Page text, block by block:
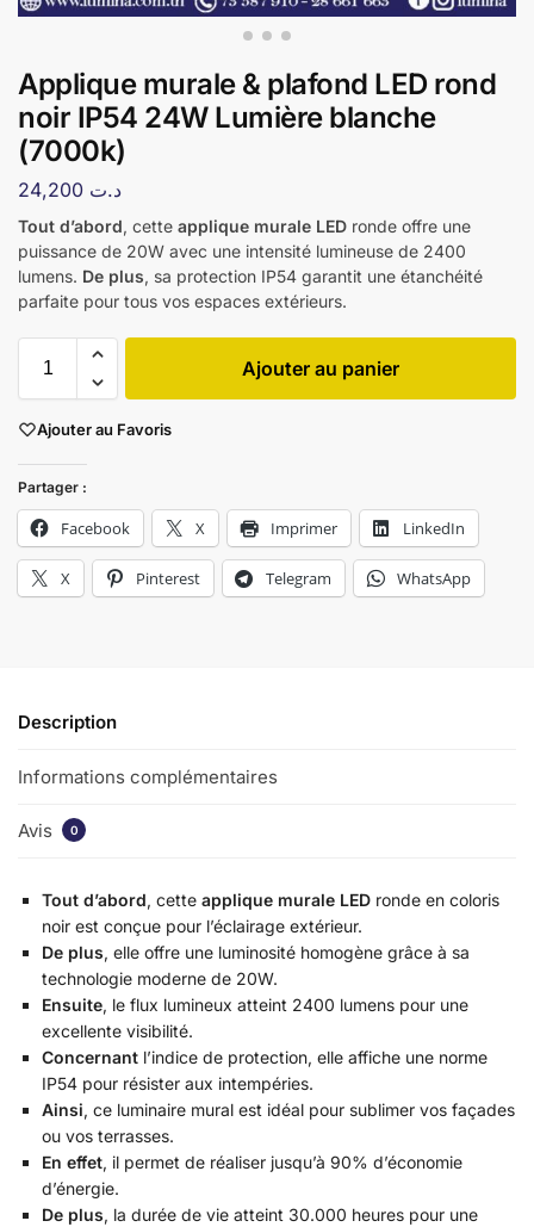
Applique murale & plafond LED rond
noir IP54 24W Lumière blanche
(7000k)
د.ت
Tout d’abord, cette applique murale LED ronde offre une
puissance de 20W avec une intensité lumineuse de 2400
lumens. De plus, sa protection IP54 garantit une étanchéité
parfaite pour tous vos espaces extérieurs.
Ajouter au panier
Ajouter au Favoris
Partager :
Facebook X Imprimer LinkedIn
X Pinterest Telegram WhatsApp
Description
Informations complémentaires
Avis 0
Tout d’abord, cette applique murale LED ronde en coloris
noir est conçue pour l’éclairage extérieur.
De plus, elle offre une luminosité homogène grâce à sa
technologie moderne de 20W.
Ensuite, le flux lumineux atteint 2400 lumens pour une
excellente visibilité.
Concernant l’indice de protection, elle affiche une norme
IP54 pour résister aux intempéries.
Ainsi, ce luminaire mural est idéal pour sublimer vos façades
ou vos terrasses.
En effet, il permet de réaliser jusqu’à 90% d’économie
d’énergie.
De plus, la durée de vie atteint 30.000 heures pour une